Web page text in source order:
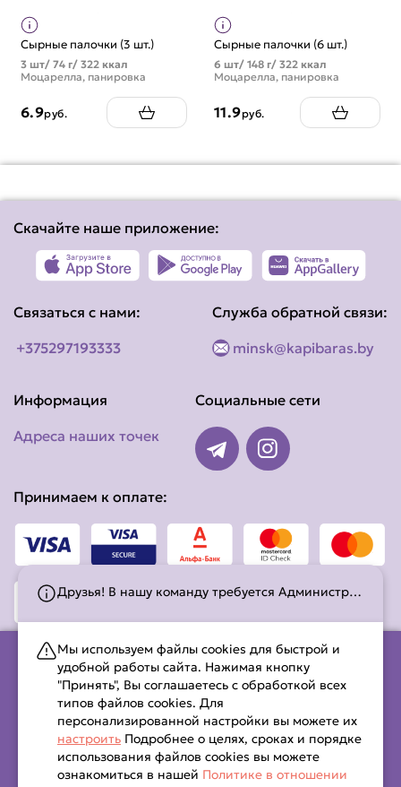
Друзья! В нашу команду требуется Администратор и Повар-сушист! Звоните по тел. +375(29)-574-31-20.
Мы используем файлы cookies для быстрой и
удобной работы сайта. Нажимая кнопку
"Принять", Вы соглашаетесь с обработкой всех
типов файлов cookies. Для
персонализированной настройки вы можете их
настроить Подробнее о целях, сроках и порядке
использования файлов cookies вы можете
ознакомиться в нашей Политике в отношении
Сырные палочки (3 шт.)
3 шт/ 74 г/ 322 ккал
Моцарелла, панировка
6.9руб.
Сырные палочки (6 шт.)
6 шт/ 148 г/ 322 ккал
Моцарелла, панировка
11.9руб.
Скачайте наше приложение:
Связаться с нами:
+375297193333
Служба обратной связи:
minsk@kapibaras.by
Информация
Адреса наших точек
Социальные сети
Принимаем к оплате:
Общество с ограниченной ответственностью «Квокка» УНП
193763324
220062, Республика Беларусь, г.Минск, пр-т. Победителей, д.
141, пом. 3.
свидетельство о гос. регистрации №732283 выдано